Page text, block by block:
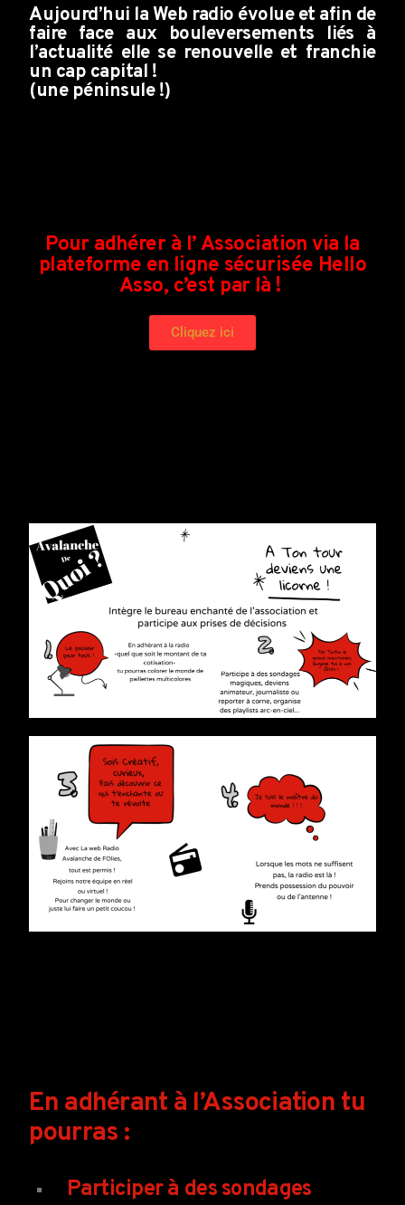
Aujourd’hui la Web radio évolue et afin de
faire face aux bouleversements liés à
l’actualité elle se renouvelle et franchie
un cap capital !
(une péninsule !)
Pour adhérer à l’ Association via la
plateforme en ligne sécurisée Hello
Asso, c’est par là !
Cliquez ici
En adhérant à l’Association tu
pourras :
Participer à des sondages